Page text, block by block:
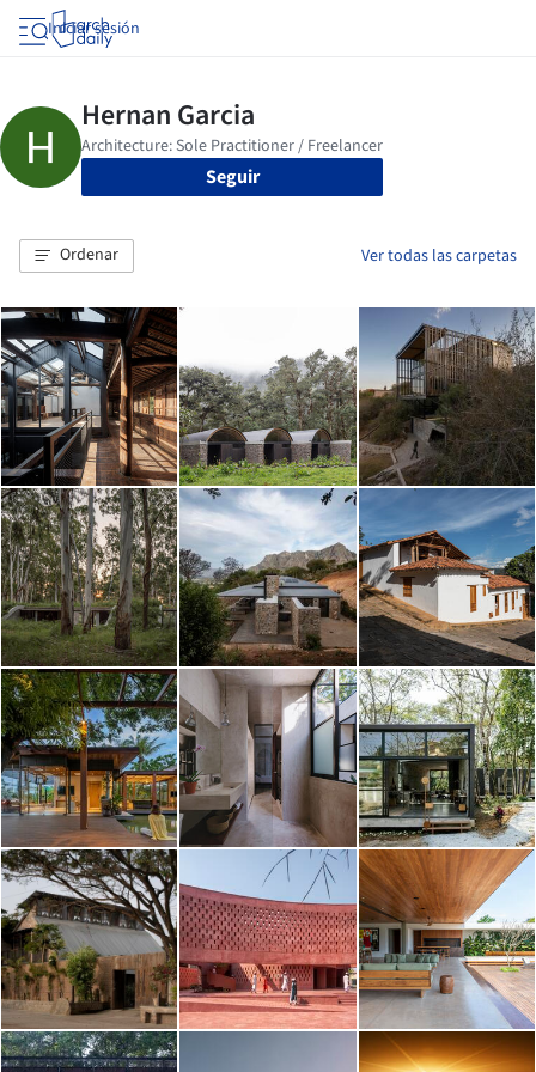
Iniciar sesión
Seguir
Ordenar Ver todas las carpetas